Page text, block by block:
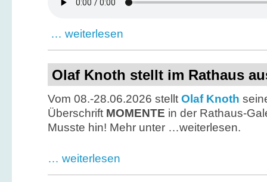
… weiterlesen
Olaf Knoth stellt im Rathaus
Vom 08.-28.06.2026 stellt Olaf Knoth
Überschrift MOMENTE in der Rathaus-
Musste hin! Mehr unter …weiterlesen.
… weiterlesen